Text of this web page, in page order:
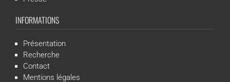
INFORMATIONS
Présentation
Recherche
Contact
Mentions légales